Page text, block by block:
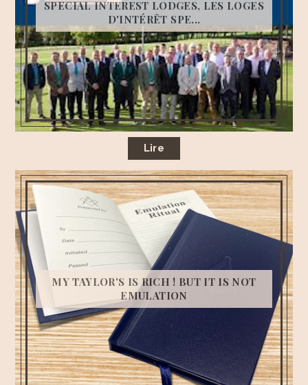
SPECIAL INTEREST LODGES, LES LOGES
D'INTÉRÊT SPE...
Lire
MY TAYLOR'S IS RICH ! BUT IT IS NOT
EMULATION